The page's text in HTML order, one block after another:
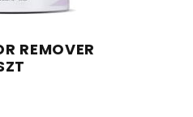
REMOVER